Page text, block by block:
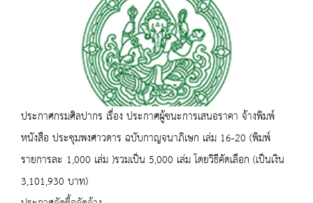
ประกาศกรมศิลปากร เรื่อง ประกาศผู้ชนะการเสนอราคา จ้างพิมพ์
หนังสือ ประชุมพงศาวดาร ฉบับกาญจนาภิเษก เล่ม 16-20 (พิมพ์
รายการละ 1,000 เล่ม )รวมเป็น 5,000 เล่ม โดยวิธีคัดเลือก (เป็นเงิน
3,101,930 บาท)